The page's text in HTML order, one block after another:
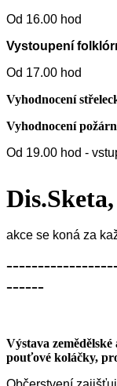
Od 16.00 hod
Vystoupení
Od 17.00 hod
Vyhodnocení
Vyhodnocení
Od 19.00 hod -
Dis.Sketa,
akce se koná za
------
Výstava
pouťové koláčky,